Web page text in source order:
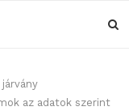
járvány
az adatok szerint